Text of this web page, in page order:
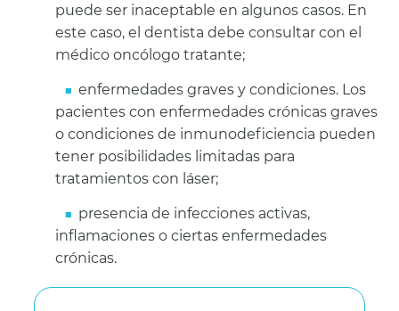
puede ser inaceptable en algunos casos. En
este caso, el dentista debe consultar con el
médico oncólogo tratante;
enfermedades graves y condiciones. Los
pacientes con enfermedades crónicas graves
o condiciones de inmunodeficiencia pueden
tener posibilidades limitadas para
tratamientos con láser;
presencia de infecciones activas,
inflamaciones o ciertas enfermedades
crónicas.